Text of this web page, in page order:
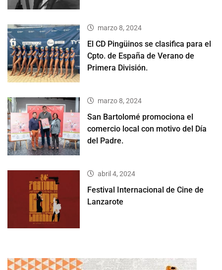
marzo 8, 2024
El CD Pingüinos se clasifica para el
Cpto. de España de Verano de
Primera División.
marzo 8, 2024
San Bartolomé promociona el
comercio local con motivo del Día
del Padre.
abril 4, 2024
Festival Internacional de Cine de
Lanzarote